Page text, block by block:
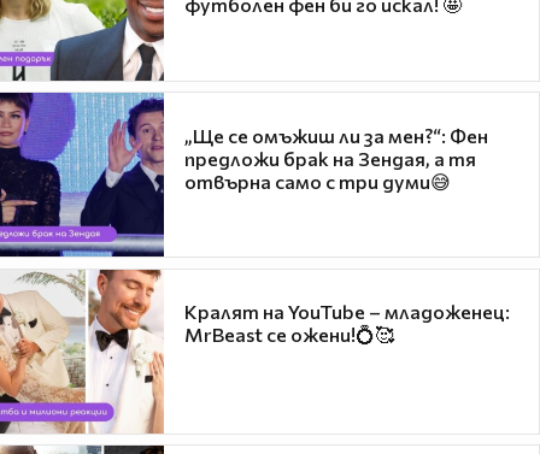
„Ще се омъжиш ли за мен?“: Фен
предложи брак на Зендая, а тя
отвърна само с три думи😅
Кралят на YouTube – младоженец:
MrBeast се ожени!💍🥰